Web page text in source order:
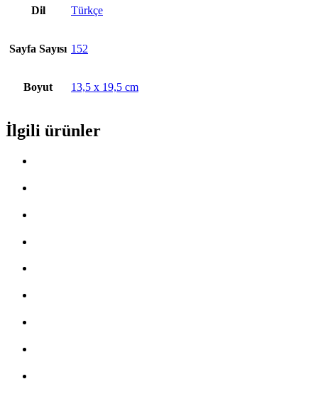
Dil Türkçe
Sayfa Sayısı 152
Boyut 13,5 x 19,5 cm
İlgili ürünler